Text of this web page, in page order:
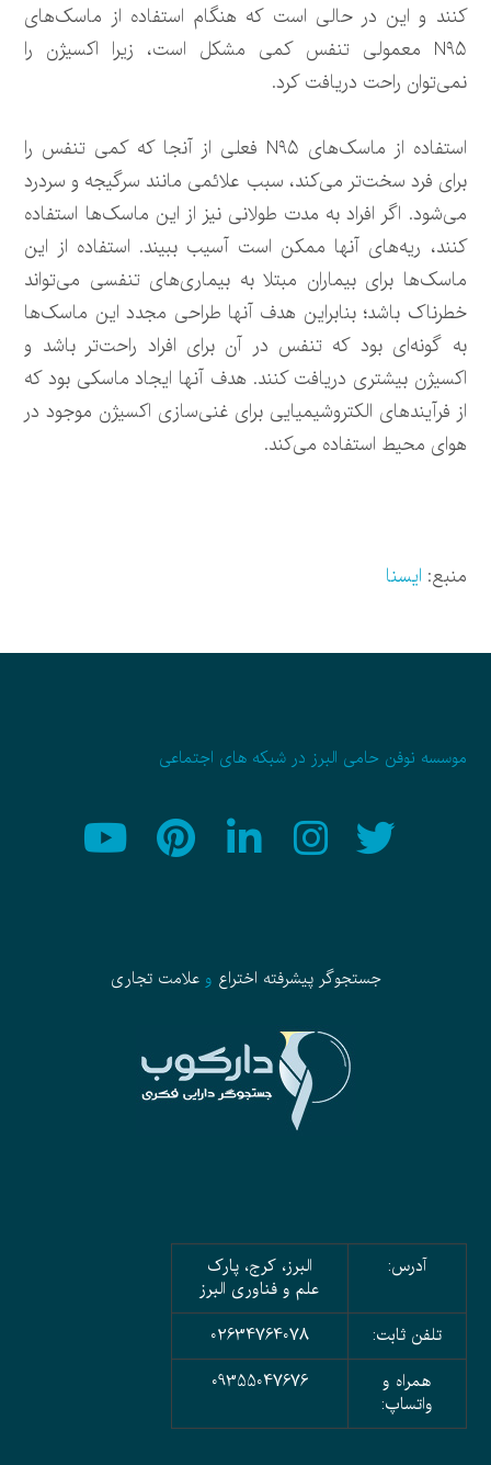
کنند و این در حالی است که هنگام استفاده از ماسک‌های
N۹۵ معمولی تنفس کمی مشکل است، زیرا اکسیژن را
نمی‌توان راحت دریافت کرد.
استفاده از ماسک‌های N۹۵ فعلی از آنجا که کمی تنفس را
برای فرد سخت‌تر می‌کند، سبب علائمی مانند سرگیجه و سردرد
می‌شود. اگر افراد به مدت طولانی نیز از این ماسک‌ها استفاده
کنند، ریه‌های آنها ممکن است آسیب ببیند. استفاده از این
ماسک‌ها برای بیماران مبتلا به بیماری‌های تنفسی می‌تواند
خطرناک باشد؛ بنابراین هدف آنها طراحی مجدد این ماسک‌ها
به گونه‌ای بود که تنفس در آن برای افراد راحت‌تر باشد و
اکسیژن بیشتری دریافت کنند. هدف آنها ایجاد ماسکی بود که
از فرآیندهای الکتروشیمیایی برای غنی‌سازی اکسیژن موجود در
هوای محیط استفاده می‌کند.
منبع: ایسنا
موسسه نوفن حامی البرز در شبکه های اجتماعی
جستجوگر پیشرفته اختراع وعلامت تجاری
آدرس:
البرز، کرج، پارک
علم و فناوری البرز
تلفن ثابت:
02634764078
همراه و
واتساپ:
09355047676